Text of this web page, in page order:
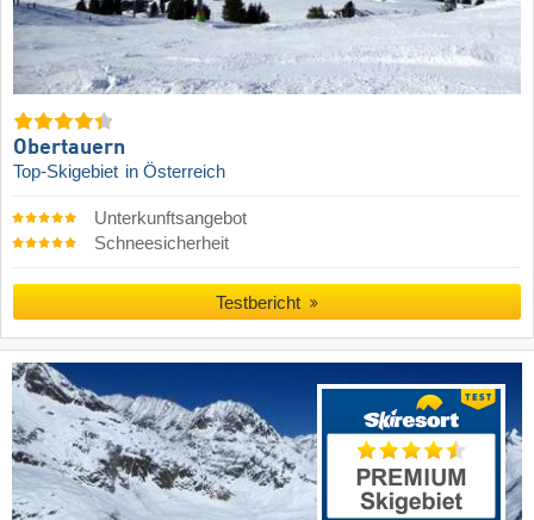
Obertauern
Top-Skigebiet in Österreich
Unterkunftsangebot
Schneesicherheit
Testbericht